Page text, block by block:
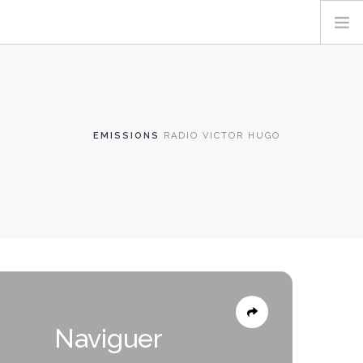
EMISSIONS RADIO VICTOR HUGO
Naviguer